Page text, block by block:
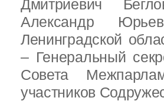
Дмитриевич
Александр
Ленинградской
– Генеральный
Совета
участников